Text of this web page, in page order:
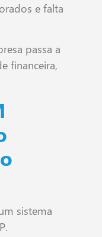
e falta
passa a
financeira,
sistema